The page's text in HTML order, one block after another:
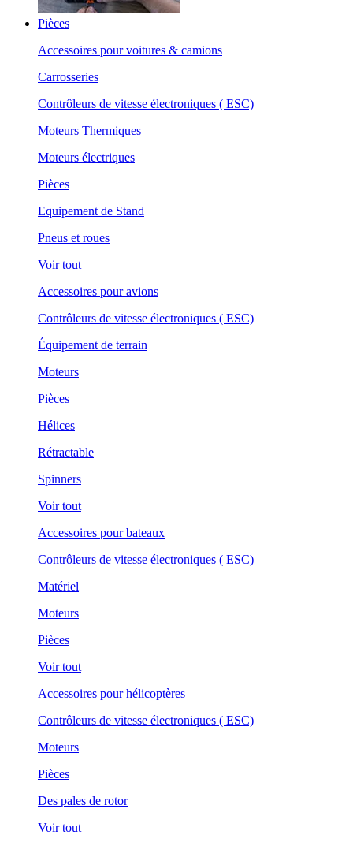
Pièces
Accessoires pour voitures & camions
Carrosseries
Contrôleurs de vitesse électroniques ( ESC)
Moteurs Thermiques
Moteurs électriques
Pièces
Equipement de Stand
Pneus et roues
Voir tout
Accessoires pour avions
Contrôleurs de vitesse électroniques ( ESC)
Équipement de terrain
Moteurs
Pièces
Hélices
Rétractable
Spinners
Voir tout
Accessoires pour bateaux
Contrôleurs de vitesse électroniques ( ESC)
Matériel
Moteurs
Pièces
Voir tout
Accessoires pour hélicoptères
Contrôleurs de vitesse électroniques ( ESC)
Moteurs
Pièces
Des pales de rotor
Voir tout